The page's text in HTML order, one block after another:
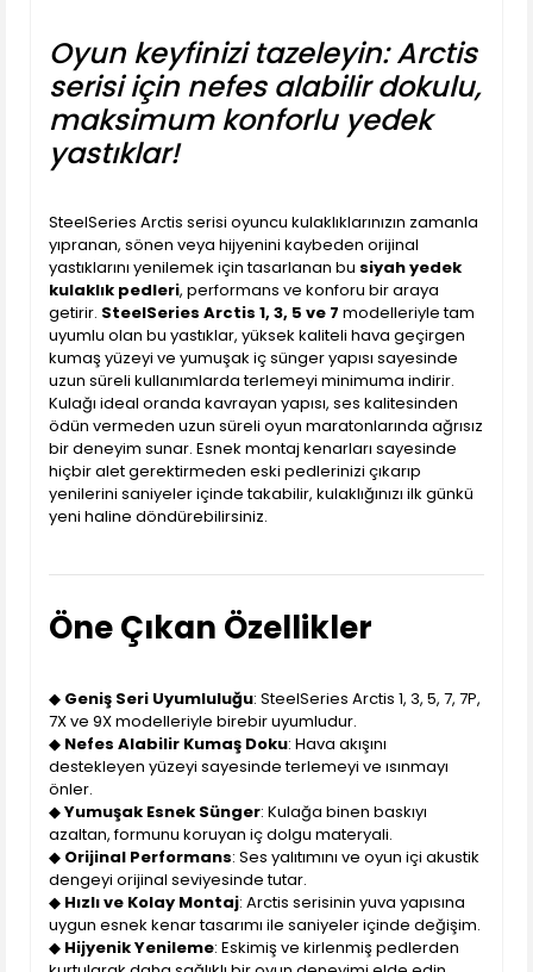
Oyun keyfinizi tazeleyin: Arctis
serisi için nefes alabilir dokulu,
maksimum konforlu yedek
yastıklar!
SteelSeries Arctis serisi oyuncu kulaklıklarınızın zamanla
yıpranan, sönen veya hijyenini kaybeden orijinal
yastıklarını yenilemek için tasarlanan bu siyah yedek
kulaklık pedleri, performans ve konforu bir araya
getirir. SteelSeries Arctis 1, 3, 5 ve 7 modelleriyle tam
uyumlu olan bu yastıklar, yüksek kaliteli hava geçirgen
kumaş yüzeyi ve yumuşak iç sünger yapısı sayesinde
uzun süreli kullanımlarda terlemeyi minimuma indirir.
Kulağı ideal oranda kavrayan yapısı, ses kalitesinden
ödün vermeden uzun süreli oyun maratonlarında ağrısız
bir deneyim sunar. Esnek montaj kenarları sayesinde
hiçbir alet gerektirmeden eski pedlerinizi çıkarıp
yenilerini saniyeler içinde takabilir, kulaklığınızı ilk günkü
yeni haline döndürebilirsiniz.
Öne Çıkan Özellikler
◆ Geniş Seri Uyumluluğu: SteelSeries Arctis 1, 3, 5, 7, 7P,
7X ve 9X modelleriyle birebir uyumludur.
◆ Nefes Alabilir Kumaş Doku: Hava akışını
destekleyen yüzeyi sayesinde terlemeyi ve ısınmayı
önler.
◆Yumuşak Esnek Sünger: Kulağa binen baskıyı
azaltan, formunu koruyan iç dolgu materyali.
◆ Orijinal Performans: Ses yalıtımını ve oyun içi akustik
dengeyi orijinal seviyesinde tutar.
◆ Hızlı ve Kolay Montaj: Arctis serisinin yuva yapısına
uygun esnek kenar tasarımı ile saniyeler içinde değişim.
◆ Hijyenik Yenileme: Eskimiş ve kirlenmiş pedlerden